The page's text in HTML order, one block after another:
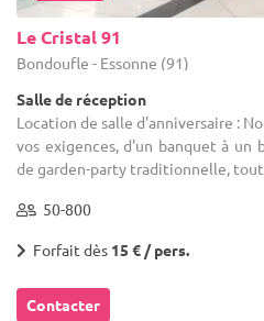
Le Cristal 91
Bondoufle - Essonne (91)
Salle de réception
Location de salle d'anniversaire :
vos exigences, d'un banquet à
de garden-party traditionnelle, tout
50-800
Forfait dès 15 € / pers.
Contacter